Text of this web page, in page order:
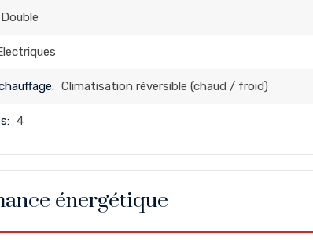
Double
Climatisation réversible (chaud / froid)
4
énergétique